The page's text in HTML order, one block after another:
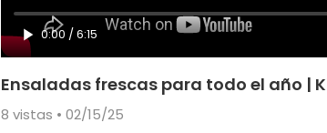
0:00 /6:15
Ensaladas frescas para todo el año |
8 vistas • 02/15/25